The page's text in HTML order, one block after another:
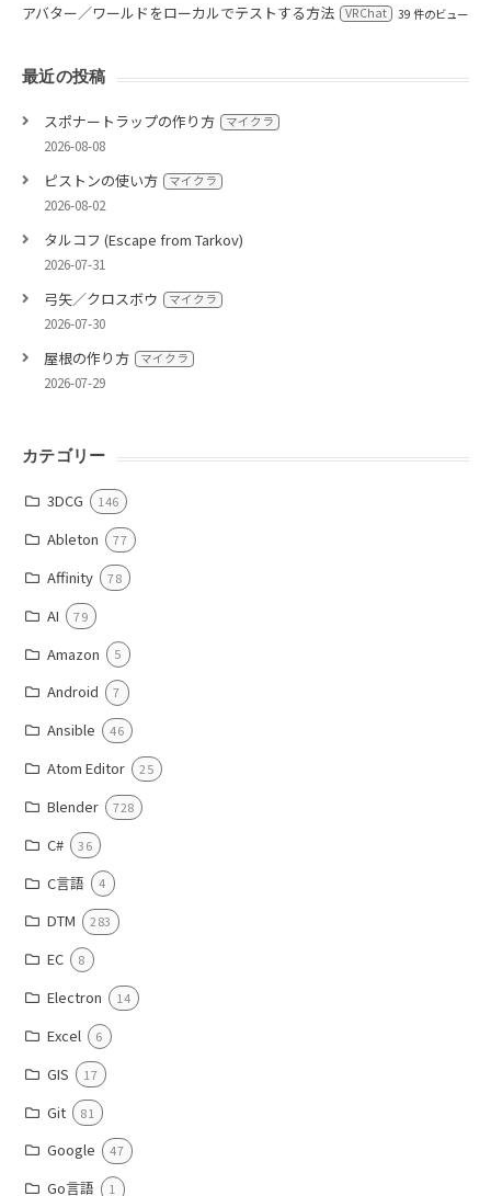
アバター／ワールドをローカルでテストする方法 VRChat 39 件のビュー
最近の投稿
スポナートラップの作り方 マイクラ
2026-08-08
ピストンの使い方 マイクラ
2026-08-02
タルコフ (Escape from Tarkov)
2026-07-31
弓矢／クロスボウ マイクラ
2026-07-30
屋根の作り方 マイクラ
2026-07-29
カテゴリー
3DCG 146
Ableton 77
Affinity 78
AI 79
Amazon 5
Android 7
Ansible 46
Atom Editor 25
Blender 728
C# 36
C言語 4
DTM 283
EC 8
Electron 14
Excel 6
GIS 17
Git 81
Google 47
Go言語 1